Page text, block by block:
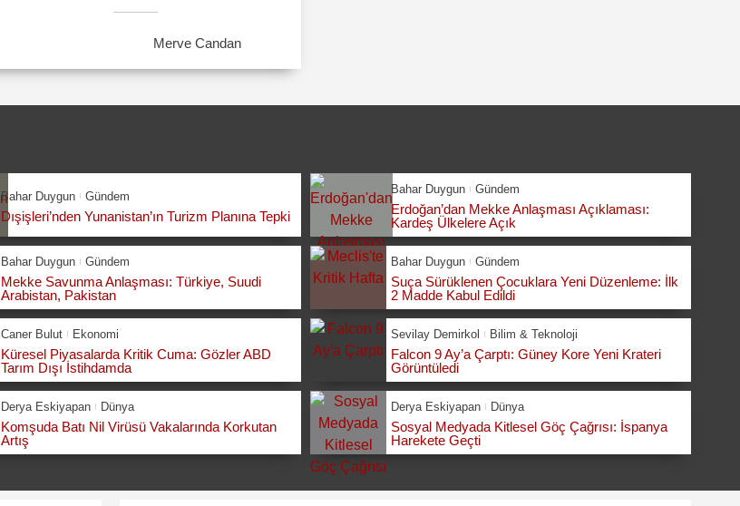
Merve Candan
Bahar Duygun Gündem
Dışişleri’nden Yunanistan’ın Turizm Planına Tepki
Bahar Duygun Gündem
Erdoğan’dan Mekke Anlaşması Açıklaması:
Kardeş Ülkelere Açık
Bahar Duygun Gündem
Mekke Savunma Anlaşması: Türkiye, Suudi
Arabistan, Pakistan
Bahar Duygun Gündem
Suça Sürüklenen Çocuklara Yeni Düzenleme: İlk
2 Madde Kabul Edildi
Caner Bulut Ekonomi
Küresel Piyasalarda Kritik Cuma: Gözler ABD
Tarım Dışı İstihdamda
Sevilay Demirkol Bilim & Teknoloji
Falcon 9 Ay’a Çarptı: Güney Kore Yeni Krateri
Görüntüledi
Derya Eskiyapan Dünya
Komşuda Batı Nil Virüsü Vakalarında Korkutan
Artış
Derya Eskiyapan Dünya
Sosyal Medyada Kitlesel Göç Çağrısı: İspanya
Harekete Geçti